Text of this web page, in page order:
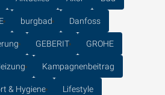
burgbad Danfoss
GEBERIT GROHE
Kampagnenbeitrag
& Hygiene Lifestyle